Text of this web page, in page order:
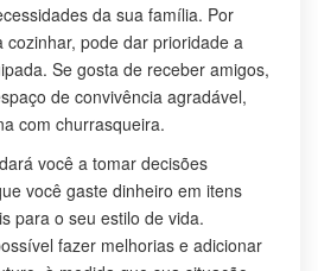
da sua família. Por
pode dar prioridade a
Se gosta de receber amigos,
de convivência agradável,
com churrasqueira.
você a tomar decisões
você gaste dinheiro em itens
para o seu estilo de vida.
fazer melhorias e adicionar